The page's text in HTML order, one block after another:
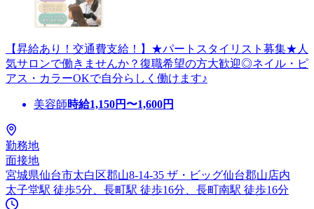
【昇給あり！交通費支給！】★パートスタイリスト募集★人
気サロンで働きませんか？復職希望の方大歓迎◎ネイル・ピ
アス・カラーOKで自分らしく働けます♪
美容師時給1,150円〜1,600円
勤務地
面接地
宮城県仙台市太白区郡山8-14-35 ザ・ビッグ仙台郡山店内
太子堂駅 徒歩5分、長町駅 徒歩16分、長町南駅 徒歩16分